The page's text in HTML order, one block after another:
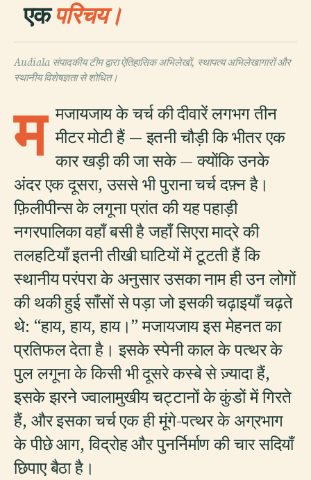
एकपरिचय।
Audiala संपादकीय टीम द्वारा ऐतिहासिक अभिलेखों, स्थापत्य अभिलेखागारों और
स्थानीय विशेषज्ञता से शोधित।
म मजायजाय के चर्च की दीवारें लगभग तीन
मीटर मोटी हैं — इतनी चौड़ी कि भीतर एक
कार खड़ी की जा सके — क्योंकि उनके
अंदर एक दूसरा, उससे भी पुराना चर्च दफ़्न है।
फ़िलीपीन्स के लगूना प्रांत की यह पहाड़ी
नगरपालिका वहाँ बसी है जहाँ सिएरा माद्रे की
तलहटियाँ इतनी तीखी घाटियों में टूटती हैं कि
स्थानीय परंपरा के अनुसार उसका नाम ही उन लोगों
की थकी हुई साँसों से पड़ा जो इसकी चढ़ाइयाँ चढ़ते
थे: “हाय, हाय, हाय।” मजायजाय इस मेहनत का
प्रतिफल देता है। इसके स्पेनी काल के पत्थर के
पुल लगूना के किसी भी दूसरे कस्बे से ज़्यादा हैं,
इसके झरने ज्वालामुखीय चट्टानों के कुंडों में गिरते
हैं, और इसका चर्च एक ही मूंगे-पत्थर के अग्रभाग
के पीछे आग, विद्रोह और पुनर्निर्माण की चार सदियाँ
छिपाए बैठा है।